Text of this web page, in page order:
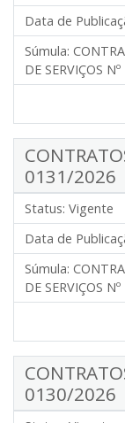
Data de
Súmula:
DE SERVIÇOS
0131/2026
Status: Vigente
Data de
Súmula:
DE SERVIÇOS
0130/2026